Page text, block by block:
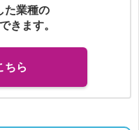
た業種の
きます。
ちら